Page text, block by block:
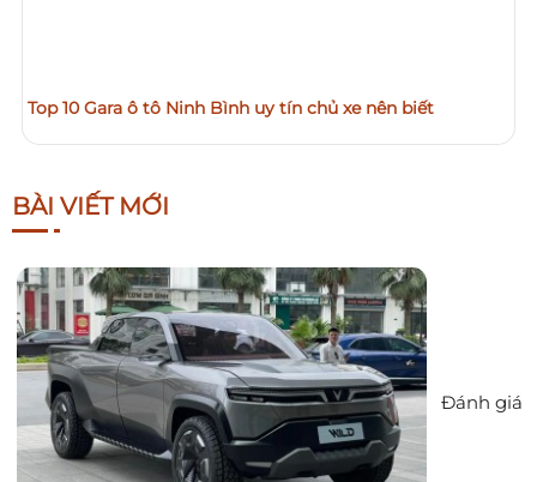
Top 10 Gara ô tô Ninh Bình uy tín chủ xe nên biết
BÀI VIẾT MỚI
Đánh giá